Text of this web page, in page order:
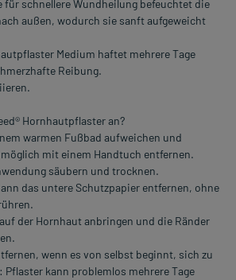
für schnellere Wundheilung befeuchtet die
außen, wodurch sie sanft aufgeweicht
Medium haftet mehrere Tage
Reibung.
Hornhautpflaster an?
warmen Fußbad aufweichen und
mit einem Handtuch entfernen.
säubern und trocknen.
das untere Schutzpapier entfernen, ohne
der Hornhaut anbringen und die Ränder
wenn es von selbst beginnt, sich zu
kann problemlos mehrere Tage